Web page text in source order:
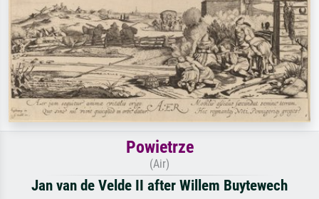
Powietrze
(Air)
Jan van de Velde II after Willem Buytewech